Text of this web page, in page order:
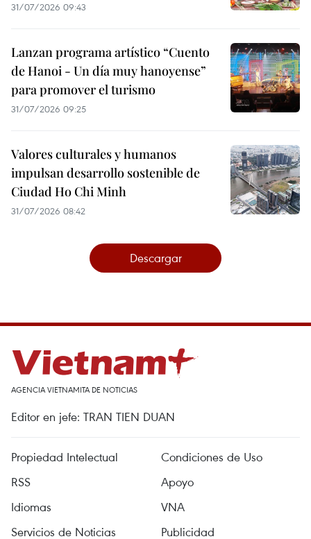
31/07/2026 09:43
Lanzan programa artístico “Cuento
de Hanoi - Un día muy hanoyense”
para promover el turismo
31/07/2026 09:25
Valores culturales y humanos
impulsan desarrollo sostenible de
Ciudad Ho Chi Minh
31/07/2026 08:42
Descargar
AGENCIA VIETNAMITA DE NOTICIAS
Editor en jefe: TRAN TIEN DUAN
Propiedad Intelectual
Condiciones de Uso
RSS
Apoyo
Idiomas
VNA
Servicios de Noticias
Publicidad